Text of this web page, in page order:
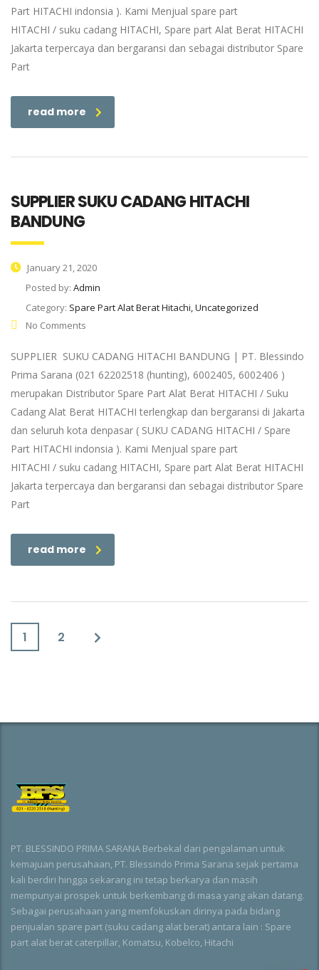
Part HITACHI indonsia ). Kami Menjual spare part
HITACHI / suku cadang HITACHI, Spare part Alat Berat HITACHI
Jakarta terpercaya dan bergaransi dan sebagai distributor Spare
Part
read more
SUPPLIER SUKU CADANG HITACHI
BANDUNG
January 21, 2020
Posted by: Admin
Category: Spare Part Alat Berat Hitachi, Uncategorized
No Comments
SUPPLIER SUKU CADANG HITACHI BANDUNG | PT. Blessindo
Prima Sarana (021 62202518 (hunting), 6002405, 6002406 )
merupakan Distributor Spare Part Alat Berat HITACHI / Suku
Cadang Alat Berat HITACHI terlengkap dan bergaransi di Jakarta
dan seluruh kota denpasar ( SUKU CADANG HITACHI / Spare
Part HITACHI indonsia ). Kami Menjual spare part
HITACHI / suku cadang HITACHI, Spare part Alat Berat HITACHI
Jakarta terpercaya dan bergaransi dan sebagai distributor Spare
Part
read more
1 2
PT. BLESSINDO PRIMA SARANA Berbekal dari pengalaman untuk
kemajuan perusahaan, PT. Blessindo Prima Sarana sejak pertama
kali berdiri hingga sekarang ini tetap berkarya dan masih
mempunyai prospek untuk berkembang di masa yang akan datang.
Sebagai perusahaan yang memfokuskan dirinya pada bidang
penjualan spare part (suku cadang alat berat) antara lain : Spare
part alat berat caterpillar, Komatsu, Kobelco, Hitachi